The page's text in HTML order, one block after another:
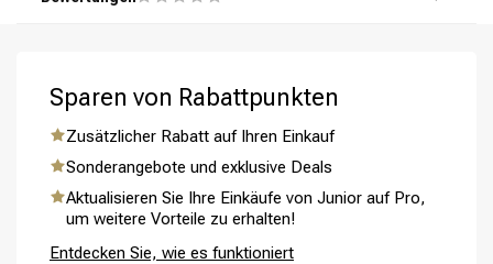
Umformung CombiDeals
Schritt 5: Spüle dein Haar gründlich mit warmem Wasser
Sparen von Rabattpunkten
Zusätzlicher Rabatt auf Ihren Einkauf
Sonderangebote und exklusive Deals
Aktualisieren Sie Ihre Einkäufe von Junior auf Pro,
um weitere Vorteile zu erhalten!
Entdecken Sie, wie es funktioniert